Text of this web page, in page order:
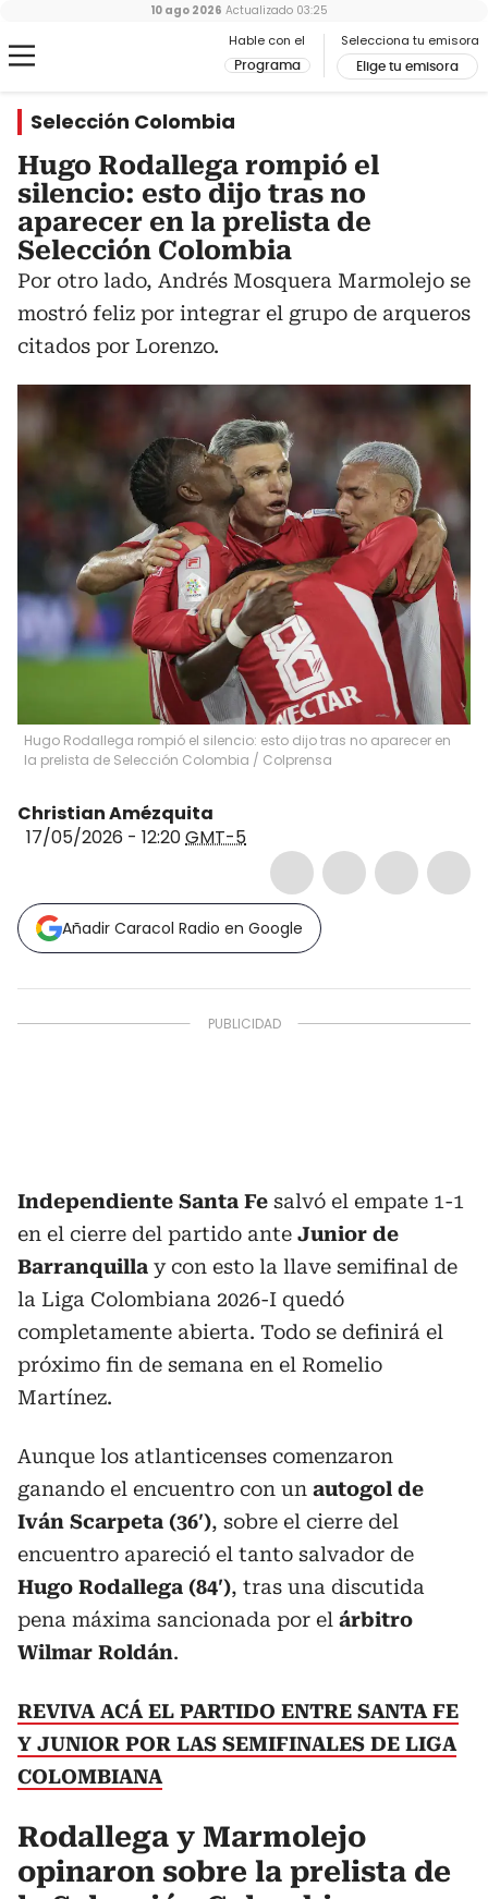
Hable con el
Programa
Selecciona tu emisora
Elige tu emisora
10 ago 2026 Actualizado 03:25
Selección Colombia
Hugo Rodallega rompió el
silencio: esto dijo tras no
aparecer en la prelista de
Selección Colombia
Por otro lado, Andrés Mosquera Marmolejo se
mostró feliz por integrar el grupo de arqueros
citados por Lorenzo.
Hugo Rodallega rompió el silencio: esto dijo tras no aparecer en
la prelista de Selección Colombia / Colprensa
Christian Amézquita
17/05/2026 - 12:20GMT-5
Añadir Caracol Radio en Google
Independiente Santa Fe salvó el empate 1-1
en el cierre del partido ante Junior de
Barranquilla y con esto la llave semifinal de
la Liga Colombiana 2026-I quedó
completamente abierta. Todo se definirá el
próximo fin de semana en el Romelio
Martínez.
Aunque los atlanticenses comenzaron
ganando el encuentro con un autogol de
Iván Scarpeta (36′), sobre el cierre del
encuentro apareció el tanto salvador de
Hugo Rodallega (84′), tras una discutida
pena máxima sancionada por el árbitro
Wilmar Roldán.
REVIVA ACÁ EL PARTIDO ENTRE SANTA FE
Y JUNIOR POR LAS SEMIFINALES DE LIGA
COLOMBIANA
Rodallega y Marmolejo
opinaron sobre la prelista de